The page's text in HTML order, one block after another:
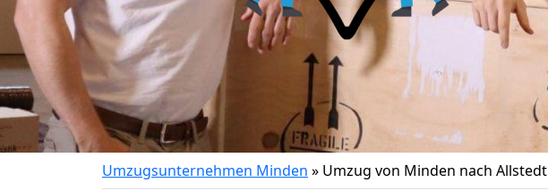
Umzugsunternehmen Minden » Umzug von Minden nach Allstedt